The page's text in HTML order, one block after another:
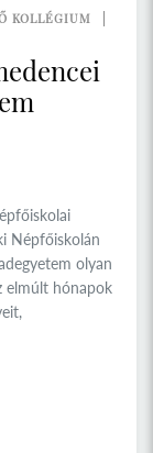
KOLLÉGIUM
Népfőiskolán
olyan
elmúlt hónapok